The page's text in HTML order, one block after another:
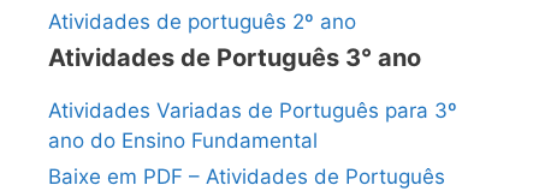
Atividades de português 2º ano
Atividades de Português 3° ano
Atividades Variadas de Português para 3º
ano do Ensino Fundamental
Baixe em PDF – Atividades de Português